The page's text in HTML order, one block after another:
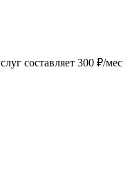
составляет 300 ₽/мес